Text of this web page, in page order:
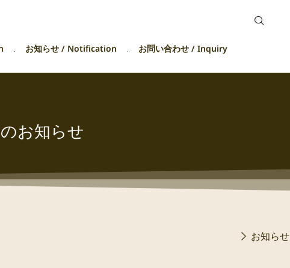
お知らせ / Notification お問い合わせ / Inquiry
お知らせ
お知らせ